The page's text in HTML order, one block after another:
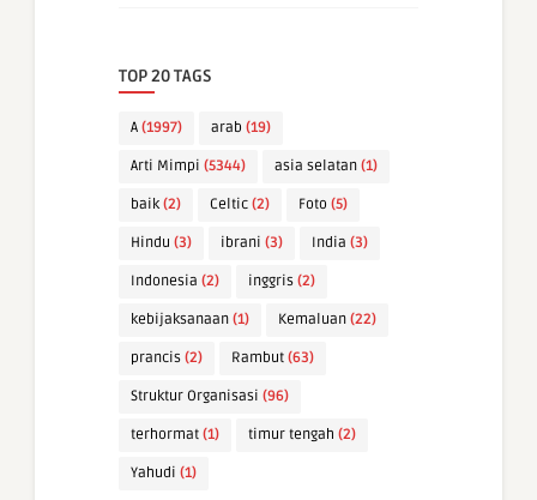
TOP 20 TAGS
A (1997) arab (19)
Arti Mimpi (5344) asia selatan (1)
baik (2) Celtic (2) Foto (5)
Hindu (3) ibrani (3) India (3)
Indonesia (2) inggris (2)
kebijaksanaan (1) Kemaluan (22)
prancis (2) Rambut (63)
Struktur Organisasi (96)
terhormat (1) timur tengah (2)
Yahudi (1)